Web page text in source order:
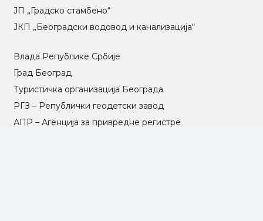
ЈП „Градско стамбено“
ЈКП „Београдски водовод и канализација“
Влада Републике Србије
Град Београд
Туристичка организација Београда
РГЗ – Републички геодетски завод
АПР – Агенција за привредне регистре